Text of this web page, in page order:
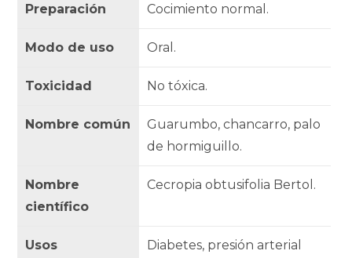
Preparación Cocimiento normal.
Modo de uso Oral.
Toxicidad No tóxica.
Nombre común
Guarumbo, chancarro, palo
de hormiguillo.
Nombre
científico
Cecropia obtusifolia Bertol.
Usos
Diabetes, presión arterial